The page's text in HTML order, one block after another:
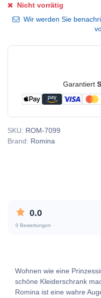
Nicht vorrätig
Wir werden Sie
Garantiert
SKU: ROM-7099
Brand: Romina
0.0
0 Bewertungen
Wohnen wie eine
schöne Kleiderschrank
Romina ist eine wahre